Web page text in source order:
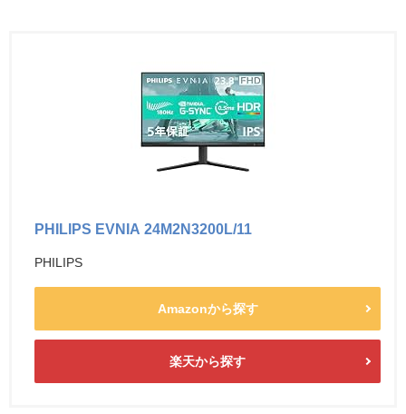
PHILIPS EVNIA 24M2N3200L/11
PHILIPS
Amazonから探す
楽天から探す